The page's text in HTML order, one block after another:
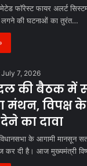
फॉरेस्ट फायर अलर्ट
की घटनाओं का तुरंत…
July 7, 2026
की बैठक में
मंथन, विपक्ष
का दावा
के आगामी मानसून
कर दी है। आज मुख्यमंत्री